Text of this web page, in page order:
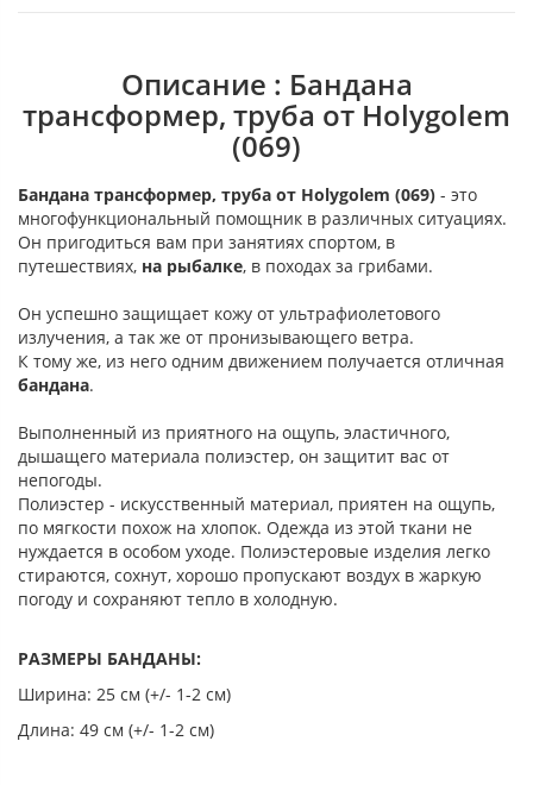
Описание : Бандана
трансформер, труба от Holygolem
(069)
Бандана трансформер, труба от Holygolem (069) - это
многофункциональный помощник в различных ситуациях.
Он пригодиться вам при занятиях спортом, в
путешествиях, на рыбалке, в походах за грибами.
Он успешно защищает кожу от ультрафиолетового
излучения, а так же от пронизывающего ветра.
К тому же, из него одним движением получается отличная
бандана.
Выполненный из приятного на ощупь, эластичного,
дышащего материала полиэстер, он защитит вас от
непогоды.
Полиэстер - искусственный материал, приятен на ощупь,
по мягкости похож на хлопок. Одежда из этой ткани не
нуждается в особом уходе. Полиэстеровые изделия легко
стираются, сохнут, хорошо пропускают воздух в жаркую
погоду и сохраняют тепло в холодную.
РАЗМЕРЫ БАНДАНЫ:
Ширина: 25 см (+/- 1-2 см)
Длина: 49 см (+/- 1-2 см)